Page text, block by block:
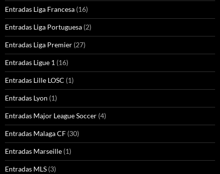
Entradas Liga Francesa (16)
Entradas Liga Portuguesa (2)
Entradas Liga Premier (27)
Entradas Ligue 1 (16)
Entradas Lille LOSC (1)
Entradas Lyon (1)
Entradas Major League Soccer (4)
Entradas Malaga CF (30)
Entradas Marseille (1)
Entradas MLS (3)